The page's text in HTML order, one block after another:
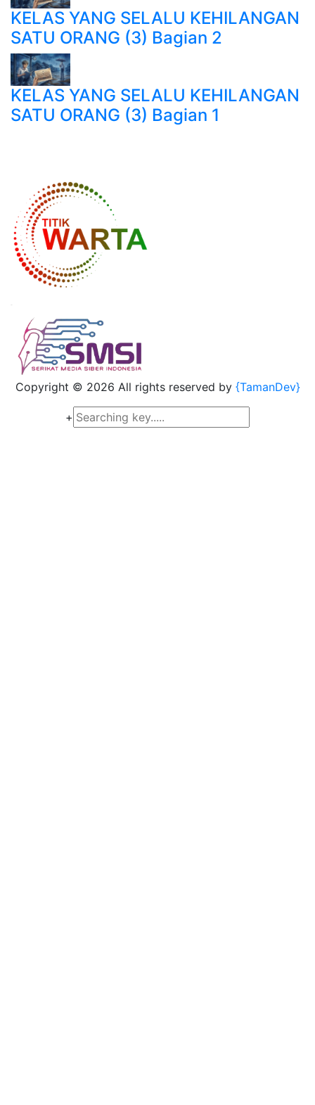
KELAS YANG SELALU KEHILANGAN
SATU ORANG (3) Bagian 2
KELAS YANG SELALU KEHILANGAN
SATU ORANG (3) Bagian 1
Copyright © 2026 All rights reserved by {TamanDev}
+